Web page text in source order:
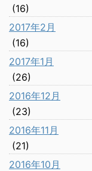
(16)
2017年2月
(16)
2017年1月
(26)
2016年12月
(23)
2016年11月
(21)
2016年10月